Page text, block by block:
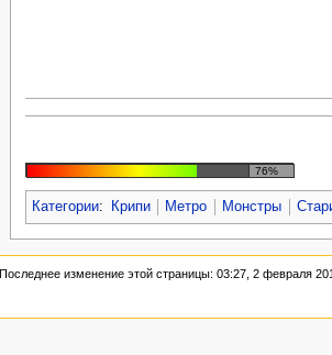
76%
Категории: Крипи Метро Монстры
Последнее изменение этой страницы: 03:27, 2 февраля